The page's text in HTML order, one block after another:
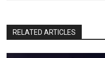
RELATED ARTICLES